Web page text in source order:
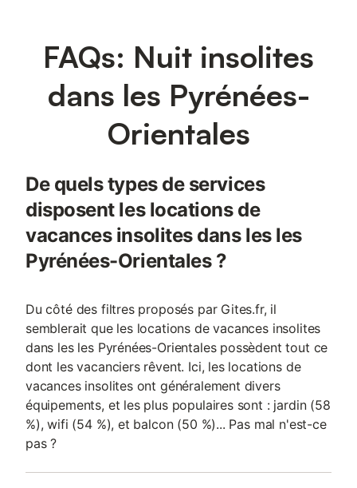
FAQs: Nuit insolites
dans les Pyrénées-
Orientales
De quels types de services
disposent les locations de
vacances insolites dans les les
Pyrénées-Orientales ?
Du côté des filtres proposés par Gites.fr, il
semblerait que les locations de vacances insolites
dans les les Pyrénées-Orientales possèdent tout ce
dont les vacanciers rêvent. Ici, les locations de
vacances insolites ont généralement divers
équipements, et les plus populaires sont : jardin (58
%), wifi (54 %), et balcon (50 %)... Pas mal n'est-ce
pas ?